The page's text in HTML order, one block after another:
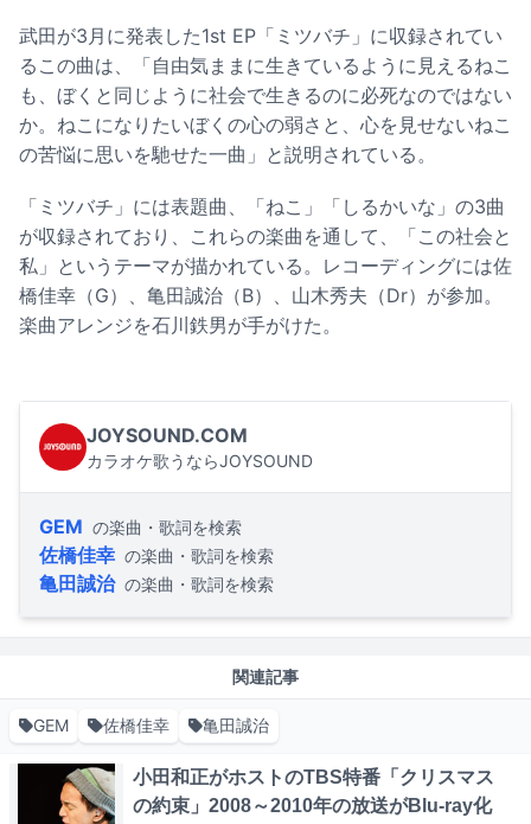
武田が3月に発表した1st EP「ミツバチ」に収録されてい
るこの曲は、「自由気ままに生きているように見えるねこ
も、ぼくと同じように社会で生きるのに必死なのではない
か。ねこになりたいぼくの心の弱さと、心を見せないねこ
の苦悩に思いを馳せた一曲」と説明されている。
「ミツバチ」には表題曲、「ねこ」「しるかいな」の3曲
が収録されており、これらの楽曲を通して、「この社会と
私」というテーマが描かれている。レコーディングには佐
橋佳幸（G）、亀田誠治（B）、山木秀夫（Dr）が参加。
楽曲アレンジを石川鉄男が手がけた。
JOYSOUND.COM
カラオケ歌うならJOYSOUND
GEM の楽曲・歌詞を検索
佐橋佳幸 の楽曲・歌詞を検索
亀田誠治 の楽曲・歌詞を検索
関連記事
GEM 佐橋佳幸 亀田誠治
小田和正がホストのTBS特番「クリスマス
の約束」2008～2010年の放送がBlu-ray化